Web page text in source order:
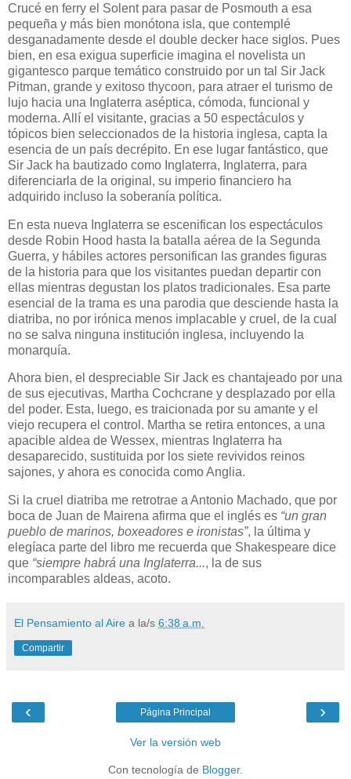
Crucé en ferry el Solent para pasar de Posmouth a esa
pequeña y más bien monótona isla, que contemplé
desganadamente desde el double decker hace siglos. Pues
bien, en esa exigua superficie imagina el novelista un
gigantesco parque temático construido por un tal Sir Jack
Pitman, grande y exitoso thycoon, para atraer el turismo de
lujo hacia una Inglaterra aséptica, cómoda, funcional y
moderna. Allí el visitante, gracias a 50 espectáculos y
tópicos bien seleccionados de la historia inglesa, capta la
esencia de un país decrépito. En ese lugar fantástico, que
Sir Jack ha bautizado como Inglaterra, Inglaterra, para
diferenciarla de la original, su imperio financiero ha
adquirido incluso la soberanía política.
En esta nueva Inglaterra se escenifican los espectáculos
desde Robin Hood hasta la batalla aérea de la Segunda
Guerra, y hábiles actores personifican las grandes figuras
de la historia para que los visitantes puedan departir con
ellas mientras degustan los platos tradicionales. Esa parte
esencial de la trama es una parodia que desciende hasta la
diatriba, no por irónica menos implacable y cruel, de la cual
no se salva ninguna institución inglesa, incluyendo la
monarquía.
Ahora bien, el despreciable Sir Jack es chantajeado por una
de sus ejecutivas, Martha Cochcrane y desplazado por ella
del poder. Esta, luego, es traicionada por su amante y el
viejo recupera el control. Martha se retira entonces, a una
apacible aldea de Wessex, mientras Inglaterra ha
desaparecido, sustituida por los siete revividos reinos
sajones, y ahora es conocida como Anglia.
Si la cruel diatriba me retrotrae a Antonio Machado, que por
boca de Juan de Mairena afirma que el inglés es “un gran
pueblo de marinos, boxeadores e ironistas”, la última y
elegíaca parte del libro me recuerda que Shakespeare dice
que “siempre habrá una Inglaterra..., la de sus
incomparables aldeas, acoto.
El Pensamiento al Aire a la/s 6:38 a.m.
Compartir
‹ ›
Página Principal
Ver la versión web
Con tecnología de Blogger.